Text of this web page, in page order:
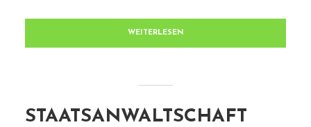
WEITERLESEN
STAATSANWALTSCHAFT